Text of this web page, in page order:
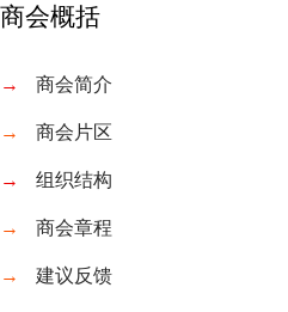
商会概括
→ 商会简介
→ 商会片区
→ 组织结构
→ 商会章程
→ 建议反馈